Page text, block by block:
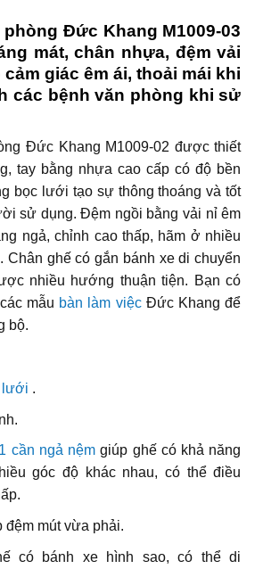
Đức Khang M1009-03
mát, chân nhựa, đệm vải
giác êm ái, thoải mái khi
các bệnh văn phòng khi sử
Đức Khang M1009-02 được thiết
tay bằng nhựa cao cấp có độ bền
bọc lưới tạo sự thông thoáng và tốt
sử dụng. Đệm ngồi bằng vải nỉ êm
ngả, chỉnh cao thấp, hãm ở nhiều
Chân ghế có gắn bánh xe di chuyển
nhiều hướng thuận tiện. Bạn có
mẫu bàn làm việcĐức Khang để
bộ.
lưới .
cần ngả nệm giúp ghế có khả năng
góc độ khác nhau, có thể điều
đệm mút vừa phải.
có bánh xe hình sao, có thể di